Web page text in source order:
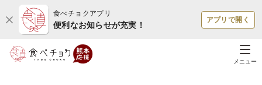
食べチョクアプリ
便利なお知らせが充実！
アプリで開く
メニュー